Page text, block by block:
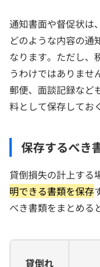
通知書面や督促状は
どのような内容の通
なります。ただし、
うわけではありませ
郵便、面談記録など
料として保存してお
保存するべき
貸倒損失の計上する
明できる書類を保存
べき書類をまとめる
貸倒れ